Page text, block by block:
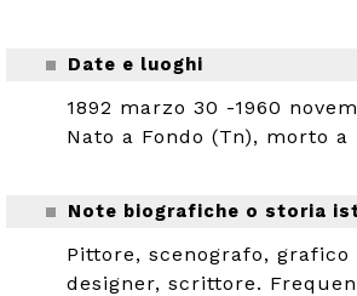
Date e luoghi
1892 marzo 30 -1960
Nato a Fondo (Tn), morto a
Note biografiche o storia
Pittore, scenografo,
designer, scrittore.